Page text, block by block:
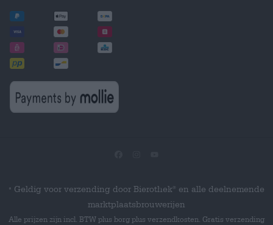
* Geldig voor verzending door Bierothek ®
en alle deelnemende
marktplaatsbrouwerijen
Alle prijzen zijn incl. BTW plus borg plus verzendkosten. Gratis verzending